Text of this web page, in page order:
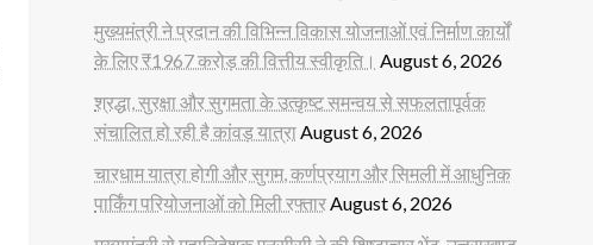
मुख्यमंत्री ने प्रदान की विभिन्न विकास योजनाओं एवं निर्माण कार्यों
के लिए ₹1967 करोड़ की वित्तीय स्वीकृति। August 6, 2026
श्रद्धा, सुरक्षा और सुगमता के उत्कृष्ट समन्वय से सफलतापूर्वक
संचालित हो रही है कांवड़ यात्राAugust 6, 2026
चारधाम यात्रा होगी और सुगम, कर्णप्रयाग और सिमली में आधुनिक
पार्किंग परियोजनाओं को मिली रफ्तारAugust 6, 2026